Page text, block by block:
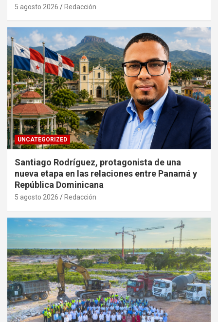
5 agosto 2026 Redacción
UNCATEGORIZED
Santiago Rodríguez, protagonista de una
nueva etapa en las relaciones entre Panamá y
República Dominicana
5 agosto 2026 Redacción